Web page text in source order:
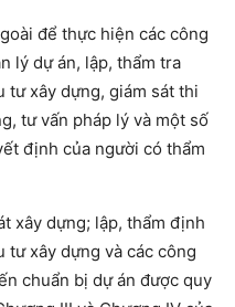
để thực hiện các công
lý dự án, lập, thẩm tra
tư xây dựng, giám sát thi
tư vấn pháp lý và một số
định của người có thẩm
xây dựng; lập, thẩm định
tư xây dựng và các công
chuẩn bị dự án được quy